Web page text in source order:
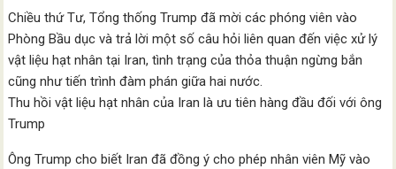
Chiều thứ Tư, Tổng thống Trump đã mời các phóng viên vào
Phòng Bầu dục và trả lời một số câu hỏi liên quan đến việc xử lý
vật liệu hạt nhân tại Iran, tình trạng của thỏa thuận ngừng bắn
cũng như tiến trình đàm phán giữa hai nước.
Thu hồi vật liệu hạt nhân của Iran là ưu tiên hàng đầu đối với ông
Trump
Ông Trump cho biết Iran đã đồng ý cho phép nhân viên Mỹ vào